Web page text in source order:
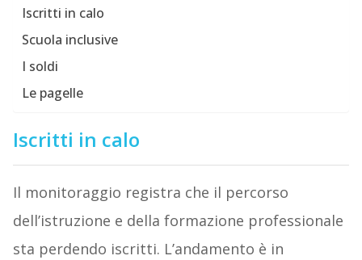
Iscritti in calo
Scuola inclusive
I soldi
Le pagelle
Iscritti in calo
Il monitoraggio registra che il percorso
dell’istruzione e della formazione professionale
sta perdendo iscritti. L’andamento è in